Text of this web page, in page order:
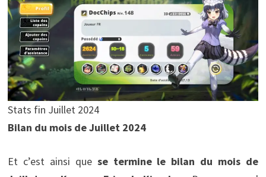
Stats fin Juillet 2024
Bilan du mois de Juillet 2024
Et c’est ainsi que se termine le bilan du mois de